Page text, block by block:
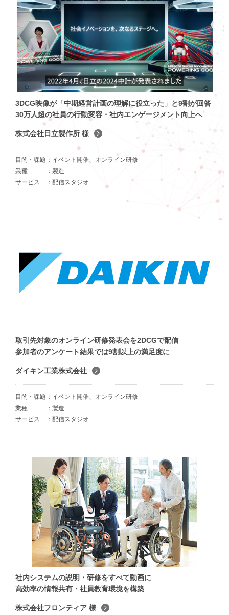
3DCG映像が「中期経営計画の理解に役立った」と9割が回答
30万人超の社員の行動変容・社内エンゲージメント向上へ
株式会社日立製作所 様
目的・課題
イベント開催、オンライン研修
業種
製造
サービス
配信スタジオ
取引先対象のオンライン研修発表会を2DCGで配信
参加者のアンケート結果では9割以上の満足度に
ダイキン工業株式会社
目的・課題
イベント開催、オンライン研修
業種
製造
サービス
配信スタジオ
社内システムの説明・研修をすべて動画に
高効率の情報共有・社員教育環境を構築
株式会社フロンティア 様